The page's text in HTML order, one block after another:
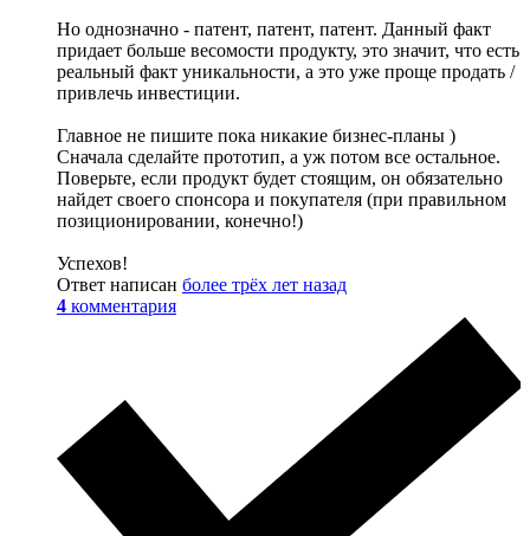
Но однозначно - патент, патент, патент. Данный факт
придает больше весомости продукту, это значит, что есть
реальный факт уникальности, а это уже проще продать /
привлечь инвестиции.
Главное не пишите пока никакие бизнес-планы )
Сначала сделайте прототип, а уж потом все остальное.
Поверьте, если продукт будет стоящим, он обязательно
найдет своего спонсора и покупателя (при правильном
позиционировании, конечно!)
Успехов!
Ответ написан более трёх лет назад
4 комментария